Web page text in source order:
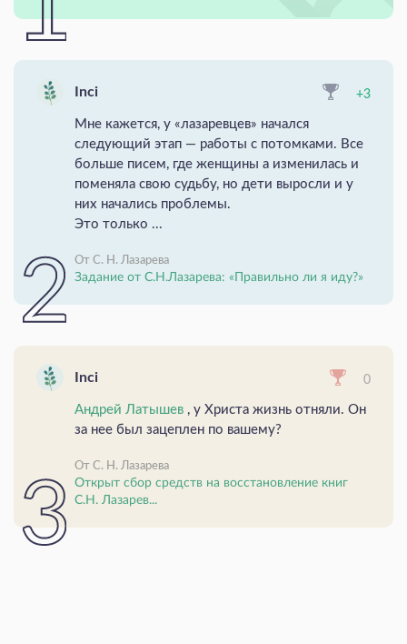
Inci +3
Мне кажется, у «лазаревцев» начался
следующий этап — работы с потомками. Все
больше писем, где женщины а изменилась и
поменяла свою судьбу, но дети выросли и у
них начались проблемы.
Это только ...
От С. Н. Лазарева
Задание от С.Н.Лазарева: «Правильно ли я иду?»
Inci 0
Андрей Латышев , у Христа жизнь отняли. Он
за нее был зацеплен по вашему?
От С. Н. Лазарева
Открыт сбор средств на восстановление книг
С.Н. Лазарев...